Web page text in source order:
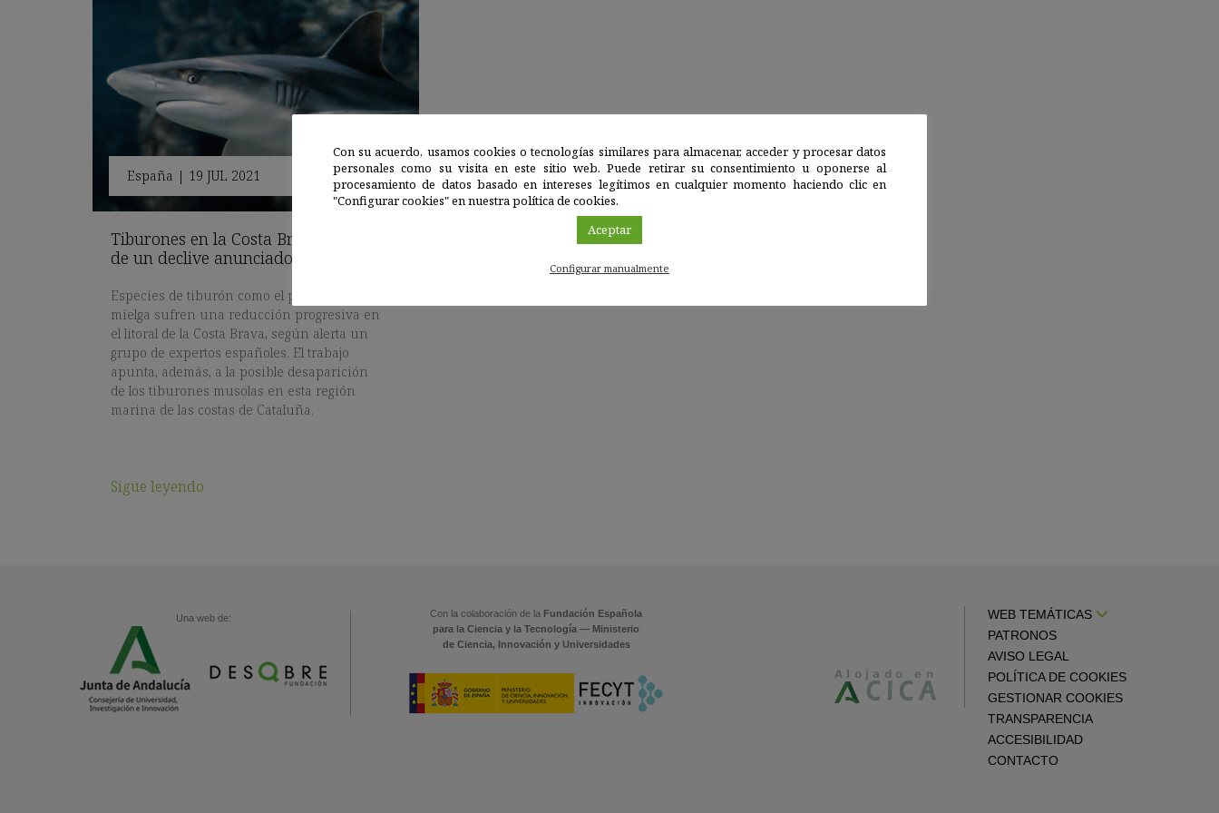
España | 19 JUL 2021
Tiburones en la Costa Brava: crónica
de un declive anunciado
Especies de tiburón como el peregrino y la
mielga sufren una reducción progresiva en
el litoral de la Costa Brava, según alerta un
grupo de expertos españoles. El trabajo
apunta, además, a la posible desaparición
de los tiburones musolas en esta región
marina de las costas de Cataluña.
Sigue leyendo
Una web de: Con la colaboración de la Fundación Española
para la Ciencia y la Tecnología — Ministerio
de Ciencia, Innovación y Universidades
WEB TEMÁTICAS
PATRONOS
AVISO LEGAL
POLÍTICA DE COOKIES
GESTIONAR COOKIES
TRANSPARENCIA
ACCESIBILIDAD
CONTACTO
Con su acuerdo, usamos cookies o tecnologías similares para almacenar, acceder y procesar datos
personales como su visita en este sitio web. Puede retirar su consentimiento u oponerse al
procesamiento de datos basado en intereses legítimos en cualquier momento haciendo clic en
"Configurar cookies" en nuestra política de cookies.
Aceptar
Configurar manualmente